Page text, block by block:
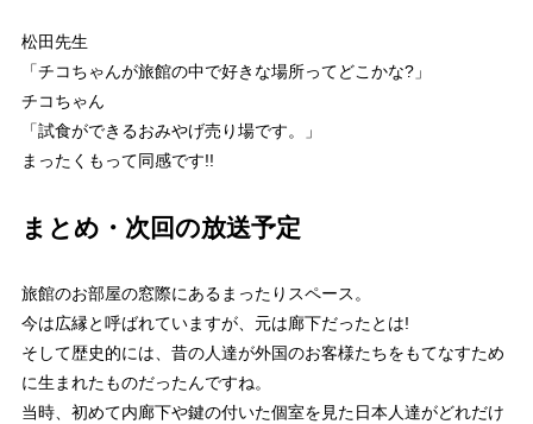
松田先生
「チコちゃんが旅館の中で好きな場所ってどこかな?」
チコちゃん
「試食ができるおみやげ売り場です。」
まったくもって同感です!!
まとめ・次回の放送予定
旅館のお部屋の窓際にあるまったりスペース。
今は広縁と呼ばれていますが、元は廊下だったとは!
そして歴史的には、昔の人達が外国のお客様たちをもてなすため
に生まれたものだったんですね。
当時、初めて内廊下や鍵の付いた個室を見た日本人達がどれだけ